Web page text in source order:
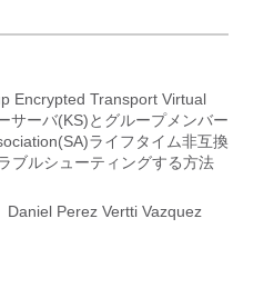
Encrypted Transport Virtual
サーバ(KS)とグループメンバー
ライフタイム非互換
ブルシューティングする方法
Daniel Perez Vertti Vazquez